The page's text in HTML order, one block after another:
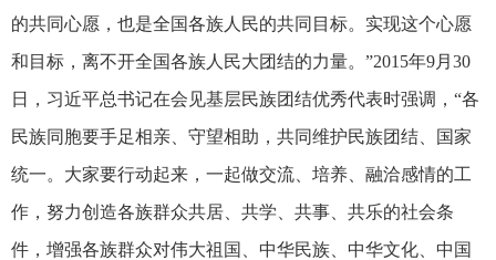
的共同心愿，也是全国各族人民的共同目标。实现这个心愿
和目标，离不开全国各族人民大团结的力量。”2015年9月30
日，习近平总书记在会见基层民族团结优秀代表时强调，“各
民族同胞要手足相亲、守望相助，共同维护民族团结、国家
统一。大家要行动起来，一起做交流、培养、融洽感情的工
作，努力创造各族群众共居、共学、共事、共乐的社会条
件，增强各族群众对伟大祖国、中华民族、中华文化、中国